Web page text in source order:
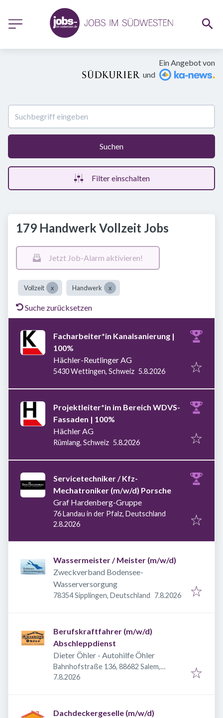
Ein Angebot von
und
Suchen
Filter einschalten
179 Handwerk Vollzeit Jobs
Jetzt Job-Alarm aktivieren!
Vollzeit Handwerk
Suche zurücksetzen
Facharbeiter*in Kanalsanierung |
100%
Hächler-Reutlinger AG
5430 Wettingen, Schweiz Veröffentlicht
5.8.2026
Projektleiter*in im Bereich WDVS-
Fassaden | 100%
Hächler AG
Rümlang, Schweiz Veröffentlicht
5.8.2026
Servicetechniker / Kfz-
Mechatroniker (m/w/d) Porsche
Graf Hardenberg-Gruppe
76 Landau in der Pfalz, Deutschland
Veröffentlicht
2.8.2026
Wassermeister / Meister (m/w/d)
Zweckverband Bodensee-
Wasserversorgung
78354 Sipplingen, Deutschland Veröffentlicht
7.8.2026
Berufskraftfahrer (m/w/d)
Abschleppdienst
Dieter Öhler - Autohilfe Öhler
Bahnhofstraße 136, 88682 Salem,
Deutschland
Veröffentlicht
7.8.2026
Dachdeckergeselle (m/w/d)